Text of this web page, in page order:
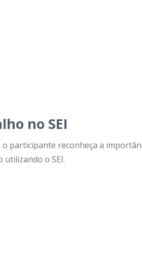
no SEI
participante reconheça a
o SEI.